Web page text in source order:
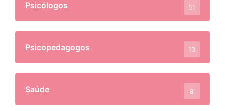
Psicólogos 51
Psicopedagogos 13
Saúde 8